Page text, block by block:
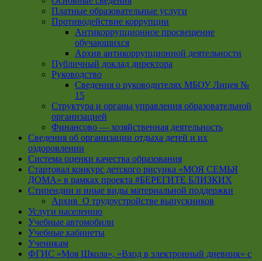
Платные образовательные услуги
Противодействие коррупции
Антикоррупционное просвещение
обучающихся
Архив антикоррупционной деятельности
Публичный доклад директора
Руководство
Cведения о руководителях МБОУ Лицея №
15
Структура и органы управления образовательной
организацией
Финансово — хозяйственная деятельность
Сведения об организации отдыха детей и их
оздоровлении
Система оценки качества образования
Стартовал конкурс детского рисунка «МОЯ СЕМЬЯ
ДОМА» в рамках проекта #БЕРЕГИТЕ БЛИЗКИХ
Стипендии и иные виды материальной поддержки
Архив_О трудоустройстве выпускников
Услуги населению
Учебные автомобили
Учебные кабинеты
Ученикам
ФГИС «Моя Школа», «Вход в электронный дневник» с